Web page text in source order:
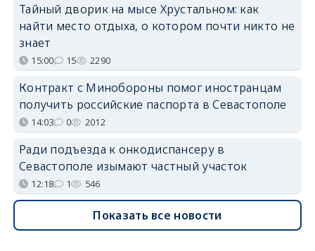
Тайный дворик на мысе Хрустальном: как
найти место отдыха, о котором почти никто не
знает
15:00 15 2290
Контракт с Минобороны помог иностранцам
получить российские паспорта в Севастополе
14:03 0 2012
Ради подъезда к онкодиспансеру в
Севастополе изымают частный участок
12:18 1 546
Показать все новости